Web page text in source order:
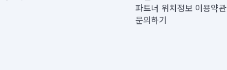
파트너 위치정보 이용약관
문의하기